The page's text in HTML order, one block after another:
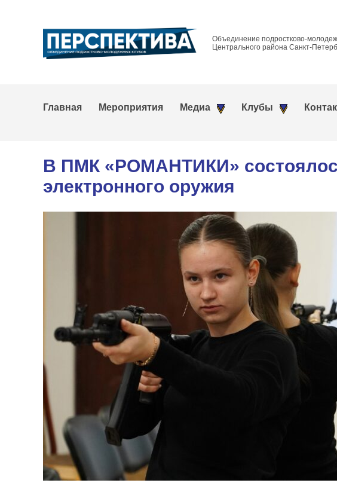
Объединение подростково-
Центрального района Санкт-
Главная Мероприятия Медиа Клубы
В ПМК «РОМАНТИКИ»
электронного оружия